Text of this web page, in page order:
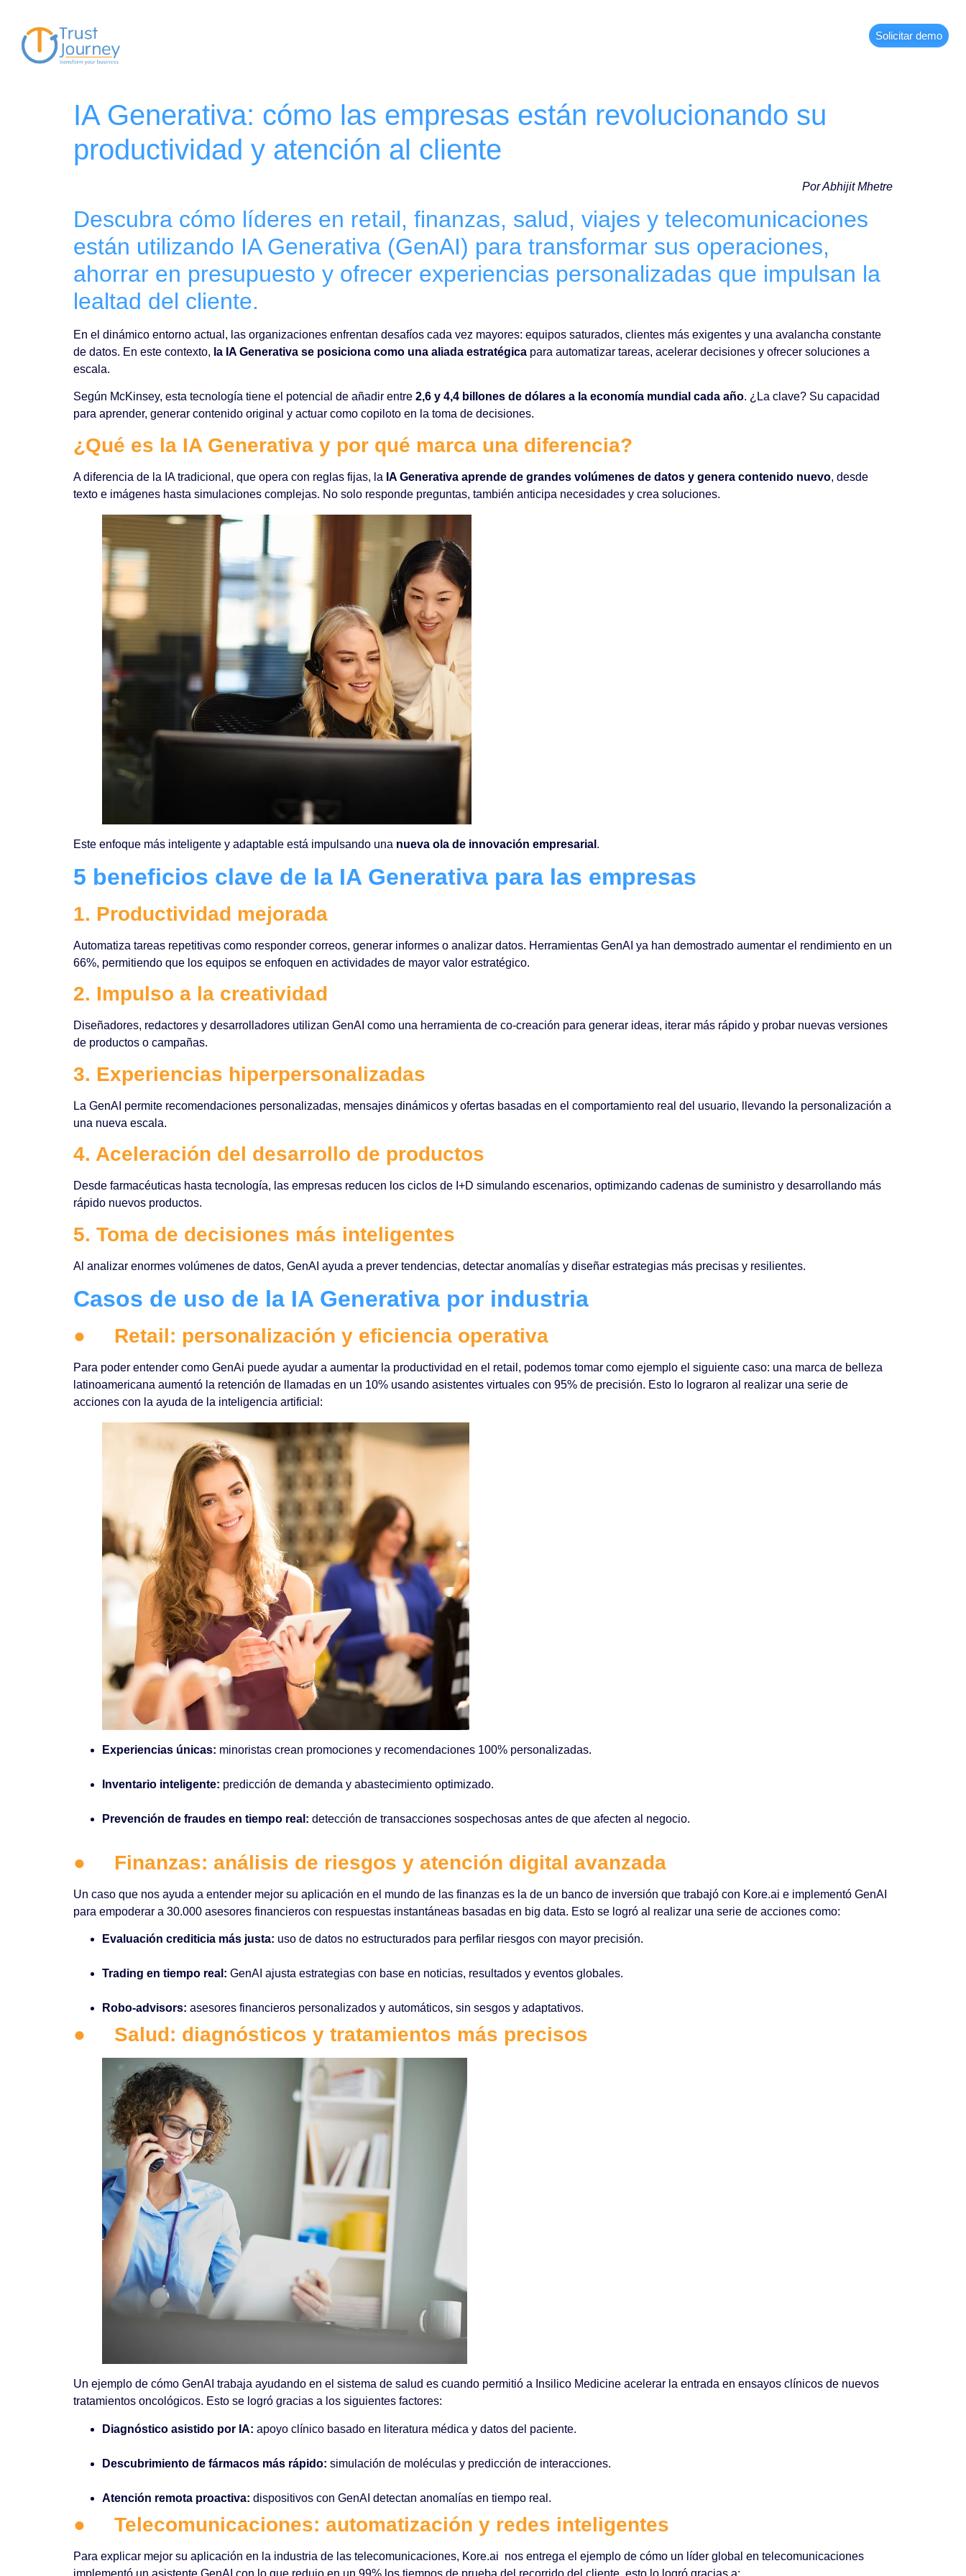
Solicitar demo
IA Generativa: cómo las empresas están revolucionando su
productividad y atención al cliente
Por Abhijit Mhetre
Descubra cómo líderes en retail, finanzas, salud, viajes y telecomunicaciones
están utilizando IA Generativa (GenAI) para transformar sus operaciones,
ahorrar en presupuesto y ofrecer experiencias personalizadas que impulsan la
lealtad del cliente.
En el dinámico entorno actual, las organizaciones enfrentan desafíos cada vez mayores: equipos saturados, clientes más exigentes y una avalancha constante
de datos. En este contexto, la IA Generativa se posiciona como una aliada estratégica para automatizar tareas, acelerar decisiones y ofrecer soluciones a
escala.
Según McKinsey, esta tecnología tiene el potencial de añadir entre 2,6 y 4,4 billones de dólares a la economía mundial cada año. ¿La clave? Su capacidad
para aprender, generar contenido original y actuar como copiloto en la toma de decisiones.
¿Qué es la IA Generativa y por qué marca una diferencia?
A diferencia de la IA tradicional, que opera con reglas fijas, la IA Generativa aprende de grandes volúmenes de datos y genera contenido nuevo, desde
texto e imágenes hasta simulaciones complejas. No solo responde preguntas, también anticipa necesidades y crea soluciones.
Este enfoque más inteligente y adaptable está impulsando una nueva ola de innovación empresarial .
5 beneficios clave de la IA Generativa para las empresas
1. Productividad mejorada
Automatiza tareas repetitivas como responder correos, generar informes o analizar datos. Herramientas GenAI ya han demostrado aumentar el rendimiento en un
66%, permitiendo que los equipos se enfoquen en actividades de mayor valor estratégico.
2. Impulso a la creatividad
Diseñadores, redactores y desarrolladores utilizan GenAI como una herramienta de co-creación para generar ideas, iterar más rápido y probar nuevas versiones
de productos o campañas.
3. Experiencias hiperpersonalizadas
La GenAI permite recomendaciones personalizadas, mensajes dinámicos y ofertas basadas en el comportamiento real del usuario, llevando la personalización a
una nueva escala.
4. Aceleración del desarrollo de productos
Desde farmacéuticas hasta tecnología, las empresas reducen los ciclos de I+D simulando escenarios, optimizando cadenas de suministro y desarrollando más
rápido nuevos productos.
5. Toma de decisiones más inteligentes
Al analizar enormes volúmenes de datos, GenAI ayuda a prever tendencias, detectar anomalías y diseñar estrategias más precisas y resilientes.
Casos de uso de la IA Generativa por industria
● Retail: personalización y eficiencia operativa
Para poder entender como GenAi puede ayudar a aumentar la productividad en el retail, podemos tomar como ejemplo el siguiente caso: una marca de belleza
latinoamericana aumentó la retención de llamadas en un 10% usando asistentes virtuales con 95% de precisión. Esto lo lograron al realizar una serie de
acciones con la ayuda de la inteligencia artificial:
Experiencias únicas: minoristas crean promociones y recomendaciones 100% personalizadas.
Inventario inteligente: predicción de demanda y abastecimiento optimizado.
Prevención de fraudes en tiempo real: detección de transacciones sospechosas antes de que afecten al negocio.
● Finanzas: análisis de riesgos y atención digital avanzada
Un caso que nos ayuda a entender mejor su aplicación en el mundo de las finanzas es la de un banco de inversión que trabajó con Kore.ai e implementó GenAI
para empoderar a 30.000 asesores financieros con respuestas instantáneas basadas en big data. Esto se logró al realizar una serie de acciones como:
Evaluación crediticia más justa: uso de datos no estructurados para perfilar riesgos con mayor precisión.
Trading en tiempo real: GenAI ajusta estrategias con base en noticias, resultados y eventos globales.
Robo-advisors: asesores financieros personalizados y automáticos, sin sesgos y adaptativos.
● Salud: diagnósticos y tratamientos más precisos
Un ejemplo de cómo GenAI trabaja ayudando en el sistema de salud es cuando permitió a Insilico Medicine acelerar la entrada en ensayos clínicos de nuevos
tratamientos oncológicos. Esto se logró gracias a los siguientes factores:
Diagnóstico asistido por IA: apoyo clínico basado en literatura médica y datos del paciente.
Descubrimiento de fármacos más rápido: simulación de moléculas y predicción de interacciones.
Atención remota proactiva: dispositivos con GenAI detectan anomalías en tiempo real.
● Telecomunicaciones: automatización y redes inteligentes
Para explicar mejor su aplicación en la industria de las telecomunicaciones, Kore.ai nos entrega el ejemplo de cómo un líder global en telecomunicaciones
implementó un asistente GenAI con lo que redujo en un 99% los tiempos de prueba del recorrido del cliente, esto lo logró gracias a: